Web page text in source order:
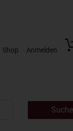
Shop Anmelden